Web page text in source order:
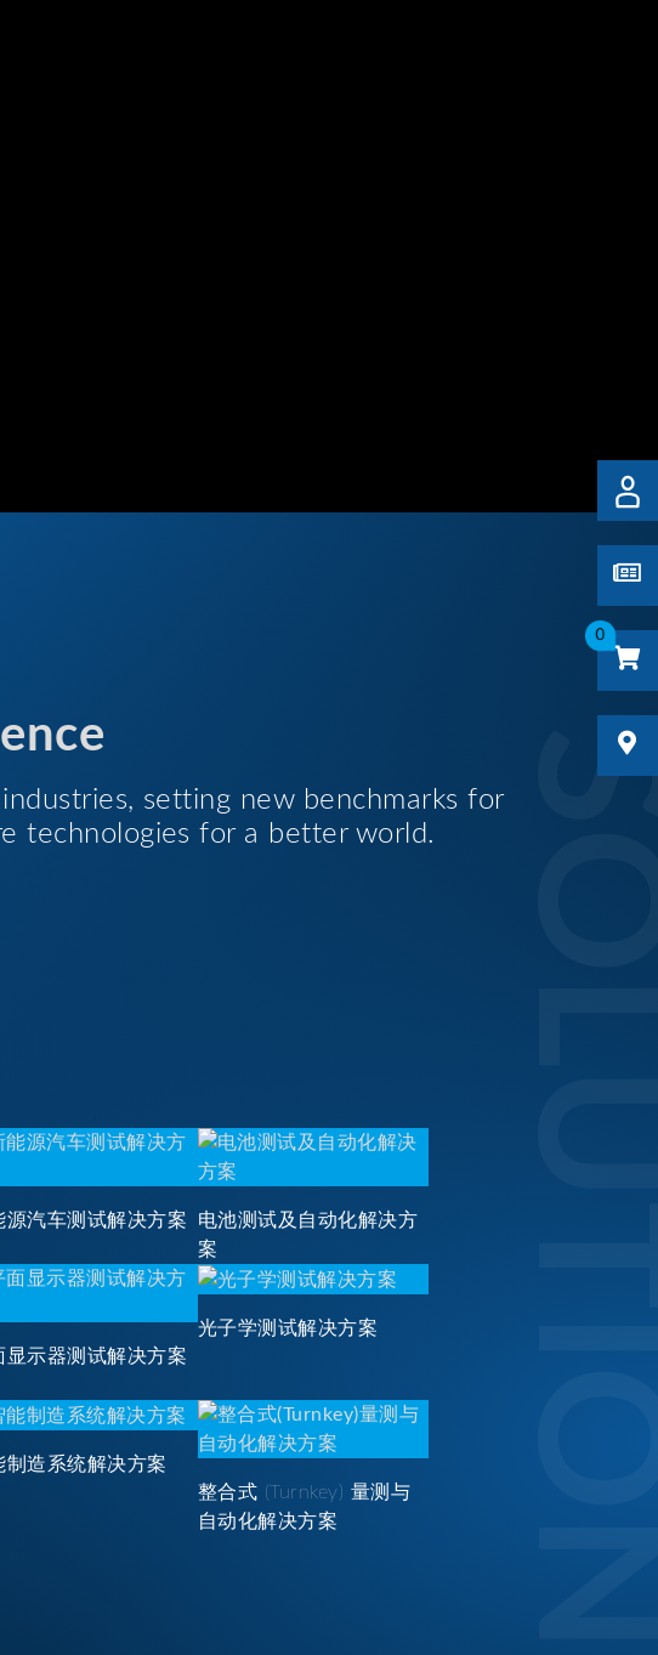
0
setting new benchmarks for
technologies for a better world.
源汽车测试解决方案
电池测试及自动化解决方
案
显示器测试解决方案
光子学测试解决方案
制造系统解决方案
整合式 (Turnkey) 量测与
自动化解决方案